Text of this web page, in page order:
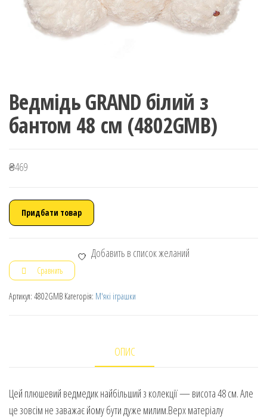
Ведмідь GRAND білий з
бантом 48 см (4802GMB)
₴469
Придбати товар
Добавить в список желаний
Сравнить
Артикул: 4802GMB Категорія: М'які іграшки
ОПИС
Цей плюшевий ведмедик найбільший з колекції — висота 48 см. Але
це зовсім не заважає йому бути дуже милим.Верх матеріалу